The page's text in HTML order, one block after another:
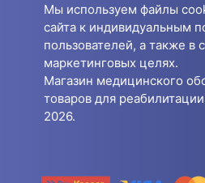
Мы используем файлы
сайта к индивидуальным
пользователей, а также в
маркетинговых целях.
Магазин медицинского
товаров для
2026.